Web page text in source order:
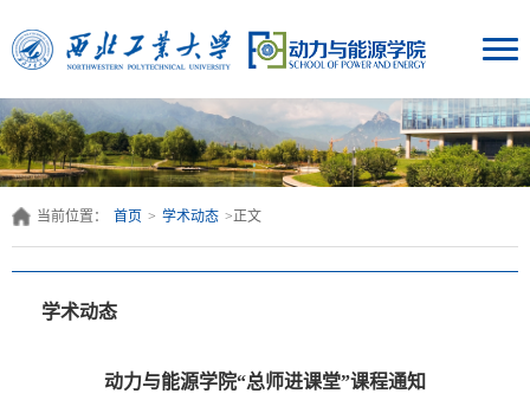
当前位置： 首页 > 学术动态 >正文
学术动态
动力与能源学院“总师进课堂”课程通知